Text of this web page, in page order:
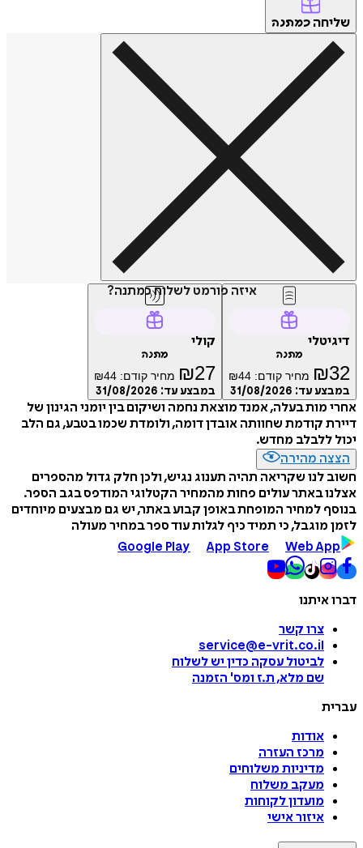
שליחה כמתנה
איזה פורמט לשלוח כמתנה?
דיגיטלי
מתנה
₪32 מחיר קודם: ₪44
במבצע עד: 31/08/2026
קולי
מתנה
₪27 מחיר קודם: ₪44
במבצע עד: 31/08/2026
אחרי מות בעלה, אמנד מוצאת נחמה ושיקום בין יומני הגינון של
דיירת קודמת שחוותה אובדן דומה, ולומדת שכמו בטבע, גם הלב
יכול ללבלב מחדש.
הצצה מהירה
חשוב לנו שקריאה תהיה תענוג נגיש, ולכן חלק גדול מהספרים
אצלנו באתר עולים פחות מהמחיר הקטלוגי המודפס בגב הספר.
בנוסף למחיר המופחת באופן קבוע באתר, יש גם מבצעים מיוחדים
לזמן מוגבל, כי תמיד כיף לגלות עוד ספר במחיר מעולה
Google Play
App Store Web App
דברו איתנו
צרו קשר
service@e-vrit.co.il
לביטול עסקה כדין יש לשלוח
שם מלא, ת.ז ומס' הזמנה
עברית
אודות
מרכז העזרה
מדיניות משלוחים
מעקב משלוח
מועדון לקוחות
איזור אישי